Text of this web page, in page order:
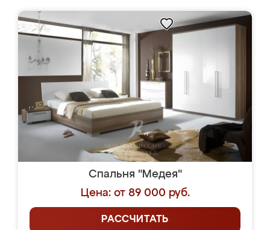
Спальня "Медея"
Цена: от 89 000 руб.
РАССЧИТАТЬ